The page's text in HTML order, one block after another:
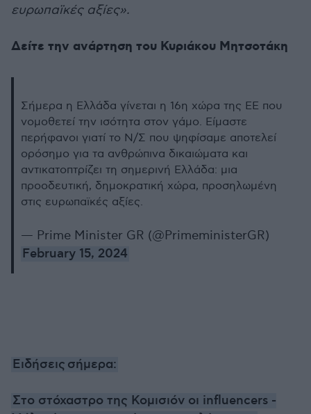
ευρωπαϊκές αξίες».
Δείτε την ανάρτηση του Κυριάκου Μητσοτάκη
Σήμερα η Ελλάδα γίνεται η 16η χώρα της ΕΕ που
νομοθετεί την ισότητα στον γάμο. Είμαστε
περήφανοι γιατί το Ν/Σ που ψηφίσαμε αποτελεί
ορόσημο για τα ανθρώπινα δικαιώματα και
αντικατοπτρίζει τη σημερινή Ελλάδα: μια
προοδευτική, δημοκρατική χώρα, προσηλωμένη
στις ευρωπαϊκές αξίες.
— Prime Minister GR (@PrimeministerGR)
February 15, 2024
Ειδήσεις σήμερα:
Στο στόχαστρο της Κομισιόν οι influencers -